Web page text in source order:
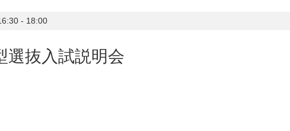
- 18:00
選抜入試説明会